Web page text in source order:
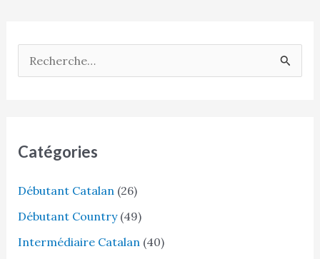
e
e
c
h
e
Catégories
Débutant Catalan (26)
Débutant Country(49)
Intermédiaire Catalan (40)